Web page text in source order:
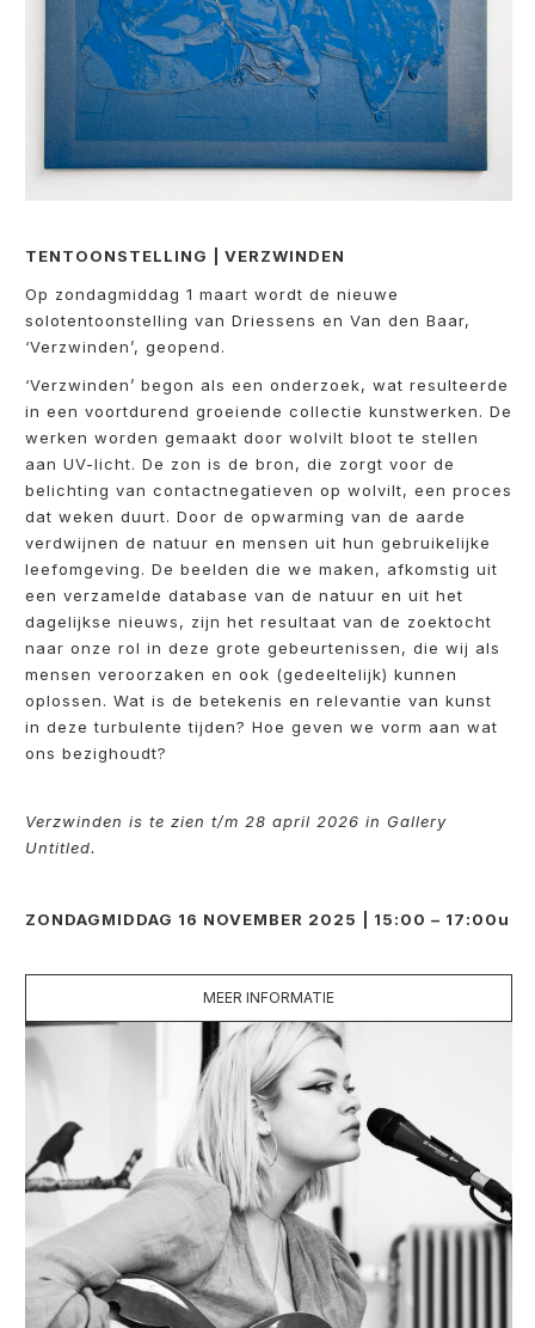
TENTOONSTELLING | VERZWINDEN
Op zondagmiddag 1 maart wordt de nieuwe
solotentoonstelling van Driessens en Van den Baar,
‘Verzwinden’, geopend.
‘Verzwinden’ begon als een onderzoek, wat resulteerde
in een voortdurend groeiende collectie kunstwerken. De
werken worden gemaakt door wolvilt bloot te stellen
aan UV-licht. De zon is de bron, die zorgt voor de
belichting van contactnegatieven op wolvilt, een proces
dat weken duurt. Door de opwarming van de aarde
verdwijnen de natuur en mensen uit hun gebruikelijke
leefomgeving. De beelden die we maken, afkomstig uit
een verzamelde database van de natuur en uit het
dagelijkse nieuws, zijn het resultaat van de zoektocht
naar onze rol in deze grote gebeurtenissen, die wij als
mensen veroorzaken en ook (gedeeltelijk) kunnen
oplossen. Wat is de betekenis en relevantie van kunst
in deze turbulente tijden? Hoe geven we vorm aan wat
ons bezighoudt?
Verzwinden is te zien t/m 28 april 2026 in Gallery
Untitled.
ZONDAGMIDDAG 16 NOVEMBER 2025 | 15:00 – 17:00u
MEER INFORMATIE